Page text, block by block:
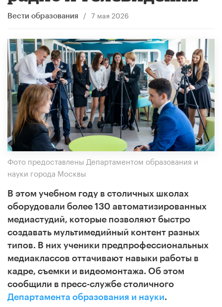
Вести образования / 7 мая 2026
Фото предоставлены Департаментом образования и
науки города Москвы
В этом учебном году в столичных школах
оборудовали более 130 автоматизированных
медиастудий, которые позволяют быстро
создавать мультимедийный контент разных
типов. В них ученики предпрофессиональных
медиаклассов оттачивают навыки работы в
кадре, съемки и видеомонтажа. Об этом
сообщили в пресс-службе столичного
Департамента образования и науки.